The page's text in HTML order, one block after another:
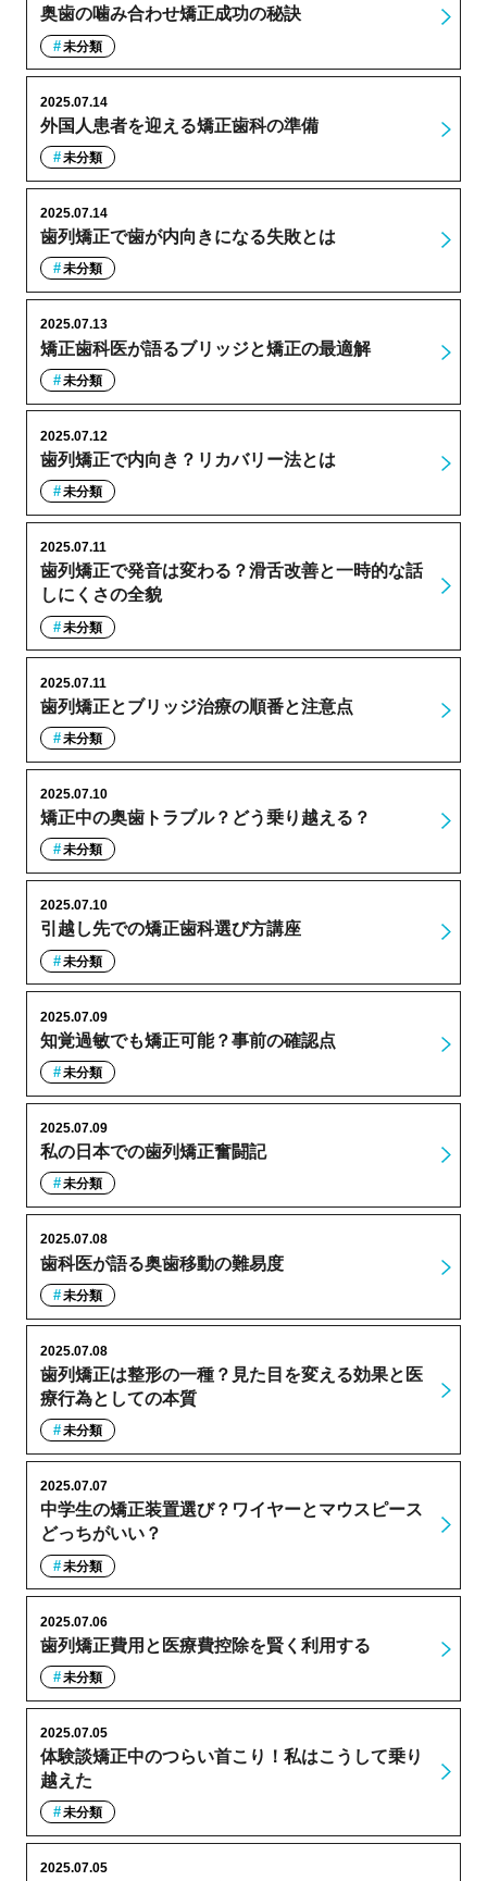
奥歯の噛み合わせ矯正成功の秘訣
未分類
外国人患者を迎える矯正歯科の準備
2025.07.14
未分類
歯列矯正で歯が内向きになる失敗とは
2025.07.14
未分類
矯正歯科医が語るブリッジと矯正の最適解
2025.07.13
未分類
歯列矯正で内向き？リカバリー法とは
2025.07.12
未分類
歯列矯正で発音は変わる？滑舌改善と一時的な話
しにくさの全貌
2025.07.11
未分類
歯列矯正とブリッジ治療の順番と注意点
2025.07.11
未分類
矯正中の奥歯トラブル？どう乗り越える？
2025.07.10
未分類
引越し先での矯正歯科選び方講座
2025.07.10
未分類
知覚過敏でも矯正可能？事前の確認点
2025.07.09
未分類
私の日本での歯列矯正奮闘記
2025.07.09
未分類
歯科医が語る奥歯移動の難易度
2025.07.08
未分類
歯列矯正は整形の一種？見た目を変える効果と医
療行為としての本質
2025.07.08
未分類
中学生の矯正装置選び？ワイヤーとマウスピース
どっちがいい？
2025.07.07
未分類
歯列矯正費用と医療費控除を賢く利用する
2025.07.06
未分類
体験談矯正中のつらい首こり！私はこうして乗り
越えた
2025.07.05
未分類
2025.07.05